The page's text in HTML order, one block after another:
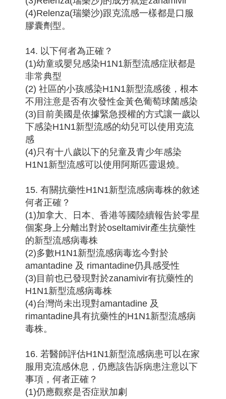
(4)Relenza(瑞樂沙)跟克流感一樣都是口服
膠囊劑型。
14. 以下何者為正確？
(1)幼童或嬰兒感染H1N1新型流感症狀都是
非常典型
(2) 社區的小孩感染H1N1新型流感後，根本
不用注意是否有次發性金黃色葡萄球菌感染
(3)目前美國是依據緊急授權的方式讓一歲以
下感染H1N1新型流感的幼兒可以使用克流
感
(4)只有十八歲以下的兒童及青少年感染
H1N1新型流感可以使用阿斯匹靈退燒。
15. 有關抗藥性H1N1新型流感病毒株的敘述
何者正確？
(1)加拿大、日本、香港等國陸續報告於零星
個案身上分離出對於oseltamivir產生抗藥性
的新型流感病毒株
(2)多數H1N1新型流感病毒迄今對於
amantadine 及 rimantadine仍具感受性
(3)目前也已發現對於zanamivir有抗藥性的
H1N1新型流感病毒株
(4)台灣尚未出現對amantadine 及
rimantadine具有抗藥性的H1N1新型流感病
毒株。
16. 若醫師評估H1N1新型流感病患可以在家
服用克流感休息，仍應該告訴病患注意以下
事項，何者正確？
(1)仍應觀察是否症狀加劇